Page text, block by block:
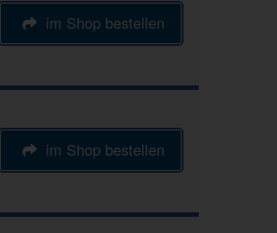
im Shop bestellen
im Shop bestellen